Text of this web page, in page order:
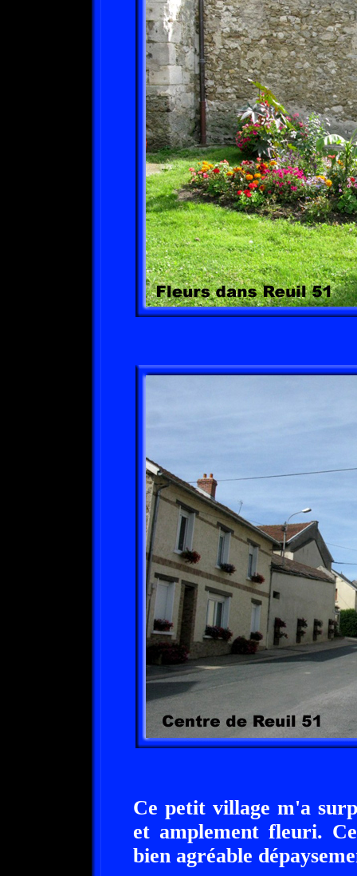
Ce petit village m'a
et amplement fleuri.
bien agréable